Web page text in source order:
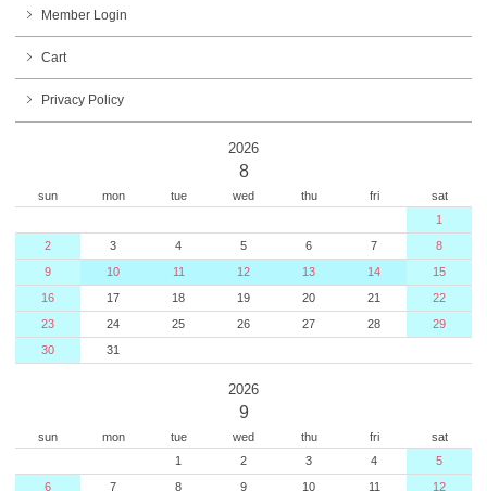
Member Login
Cart
Privacy Policy
2026
8
sun mon tue wed thu fri
sat
1
2
3 4 5 6 7
8
9
10 11 12 13 14
15
16
17 18 19 20 21
22
23
24 25 26 27 28
29
30
31
2026
9
sun mon tue wed thu fri
sat
1
2 3 4
5
6
7 8 9 10 11 12